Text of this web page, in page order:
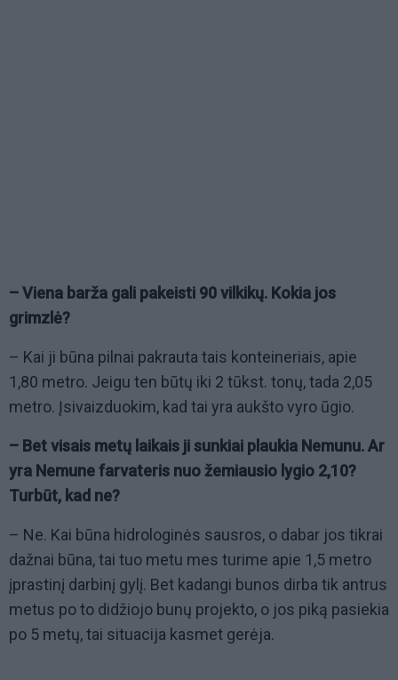
– Viena barža gali pakeisti 90 vilkikų. Kokia jos
grimzlė?
– Kai ji būna pilnai pakrauta tais konteineriais, apie
1,80 metro. Jeigu ten būtų iki 2 tūkst. tonų, tada 2,05
metro. Įsivaizduokim, kad tai yra aukšto vyro ūgio.
– Bet visais metų laikais ji sunkiai plaukia Nemunu. Ar
yra Nemune farvateris nuo žemiausio lygio 2,10?
Turbūt, kad ne?
– Ne. Kai būna hidrologinės sausros, o dabar jos tikrai
dažnai būna, tai tuo metu mes turime apie 1,5 metro
įprastinį darbinį gylį. Bet kadangi bunos dirba tik antrus
metus po to didžiojo bunų projekto, o jos piką pasiekia
po 5 metų, tai situacija kasmet gerėja.